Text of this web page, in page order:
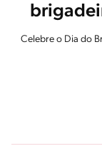
Celebre o Dia do